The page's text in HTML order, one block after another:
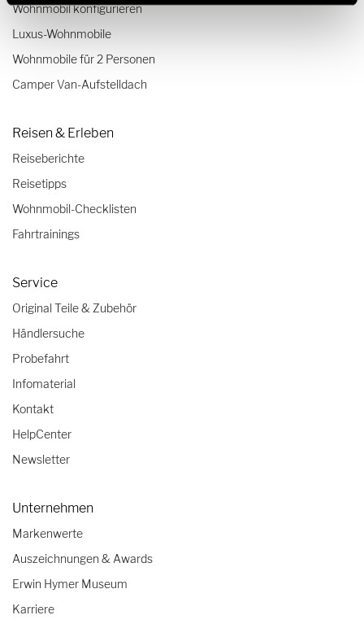
Wohnmobil konfigurieren
Luxus-Wohnmobile
Wohnmobile für 2 Personen
Camper Van-Aufstelldach
Reisen & Erleben
Reiseberichte
Reisetipps
Wohnmobil-Checklisten
Fahrtrainings
Service
Original Teile & Zubehör
Händlersuche
Probefahrt
Infomaterial
Kontakt
HelpCenter
Newsletter
Unternehmen
Markenwerte
Auszeichnungen & Awards
Erwin Hymer Museum
Karriere